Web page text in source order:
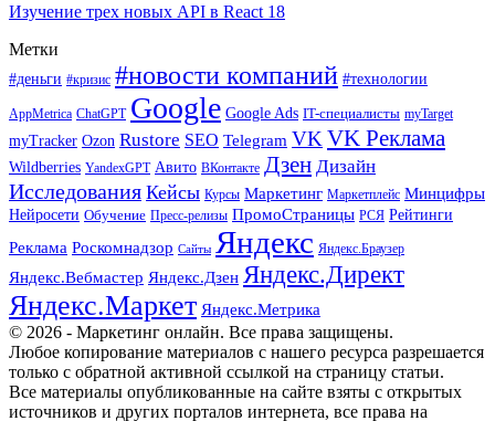
Изучение трех новых API в React 18
Метки
#деньги #кризис #новости компаний #технологии
AppMetrica ChatGPT Google Google Ads IT-специалисты myTarget
myTracker Ozon Rustore SEO Telegram VK VK Реклама
Wildberries YandexGPT Авито ВКонтакте Дзен Дизайн
Исследования Кейсы Курсы Маркетинг Маркетплейс Минцифры
Нейросети Обучение Пресс-релизы ПромоСтраницы РСЯ Рейтинги
Реклама Роскомнадзор Сайты Яндекс Яндекс.Браузер
Яндекс.Вебмастер Яндекс.Дзен Яндекс.Директ
Яндекс.Маркет Яндекс.Метрика
© 2026 - Маркетинг онлайн. Все права защищены.
Любое копирование материалов с нашего ресурса разрешается
только с обратной активной ссылкой на страницу статьи.
Все материалы опубликованные на сайте взяты с открытых
источников и других порталов интернета, все права на